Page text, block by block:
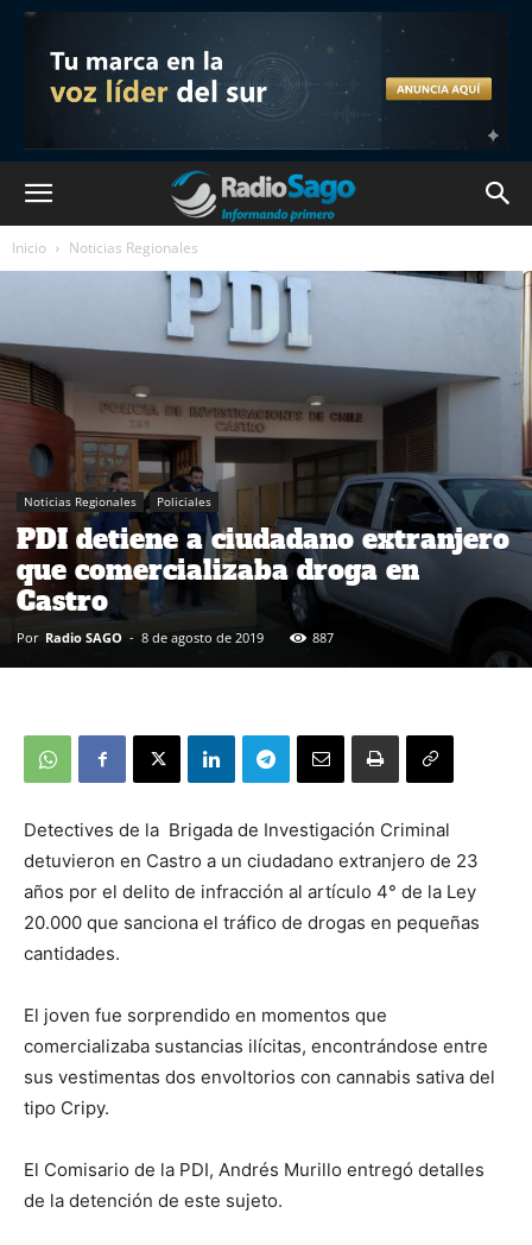
Inicio Noticias Regionales
Noticias Regionales Policiales
PDI detiene a ciudadano extranjero
que comercializaba droga en
Castro
Por Radio SAGO - 8 de agosto de 2019 887
Detectives de la Brigada de Investigación Criminal
detuvieron en Castro a un ciudadano extranjero de 23
años por el delito de infracción al artículo 4° de la Ley
20.000 que sanciona el tráfico de drogas en pequeñas
cantidades.
El joven fue sorprendido en momentos que
comercializaba sustancias ilícitas, encontrándose entre
sus vestimentas dos envoltorios con cannabis sativa del
tipo Cripy.
El Comisario de la PDI, Andrés Murillo entregó detalles
de la detención de este sujeto.